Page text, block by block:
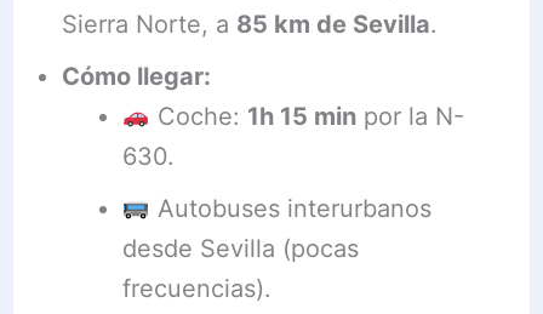
Sierra Norte, a 85 km de Sevilla.
Cómo llegar:
Coche: 1h 15 minpor la N-
630.
Autobuses interurbanos
desde Sevilla (pocas
frecuencias).